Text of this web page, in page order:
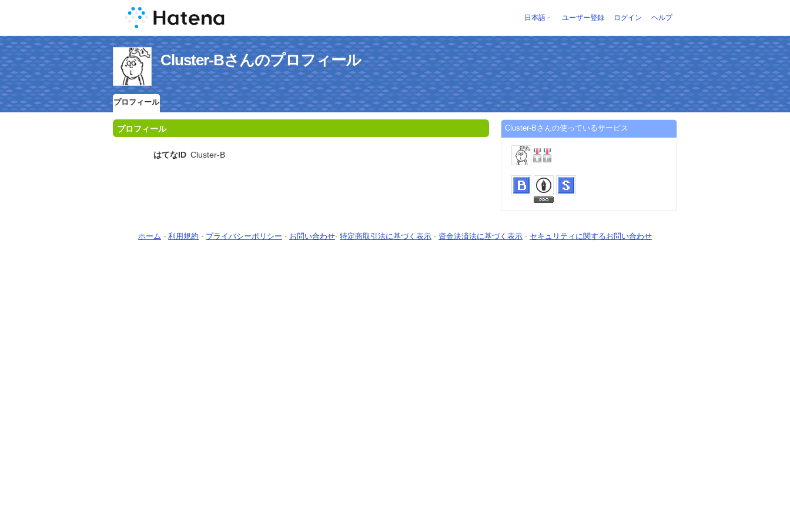
日本語 ユーザー登録 ログイン ヘルプ
Cluster-Bさんのプロフィール
プロフィール
プロフィール
はてなID Cluster-B
Cluster-Bさんの使っているサービス
ホーム - 利用規約 - プライバシーポリシー - お問い合わせ- 特定商取引法に基づく表示 - 資金決済法に基づく表示 - セキュリティに関するお問い合わせ